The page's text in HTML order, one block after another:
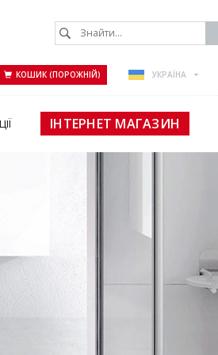
КОШИК (ПОРОЖНІЙ) УКРАЇНА
ІНТЕРНЕТ МАГАЗИН